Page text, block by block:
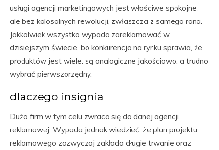
usługi agencji marketingowych jest właściwe spokojne,
ale bez kolosalnych rewolucji, zwłaszcza z samego rana.
Jakkolwiek wszystko wypada zareklamować w
dzisiejszym świecie, bo konkurencja na rynku sprawia, że
produktów jest wiele, są analogiczne jakościowo, a trudno
wybrać pierwszorzędny.
dlaczego insignia
Dużo firm w tym celu zwraca się do danej agencji
reklamowej. Wypada jednak wiedzieć, że plan projektu
reklamowego zazwyczaj zakłada długie trwanie oraz